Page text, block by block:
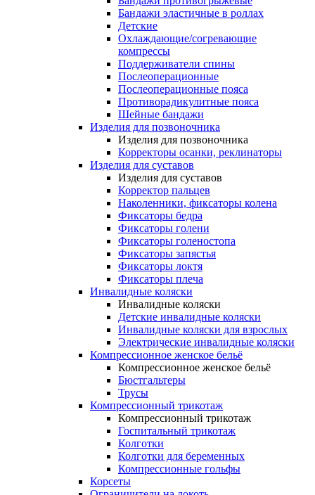
Бандажи эластичные в роллах
Детские
Охлаждающие/согревающие
компрессы
Поддерживатели спины
Послеоперационные
Послеоперационные пояса
Противорадикулитные пояса
Шейные бандажи
Изделия для позвоночника
Изделия для позвоночника
Корректоры осанки, реклинаторы
Изделия для суставов
Изделия для суставов
Корректор пальцев
Наколенники, фиксаторы колена
Фиксаторы бедра
Фиксаторы голени
Фиксаторы голеностопа
Фиксаторы запястья
Фиксаторы локтя
Фиксаторы плеча
Инвалидные коляски
Инвалидные коляски
Детские инвалидные коляски
Инвалидные коляски для взрослых
Электрические инвалидные коляски
Компрессионное женское бельё
Компрессионное женское бельё
Бюстгальтеры
Трусы
Компрессионный трикотаж
Компрессионный трикотаж
Госпитальный трикотаж
Колготки
Колготки для беременных
Компрессионные гольфы
Корсеты